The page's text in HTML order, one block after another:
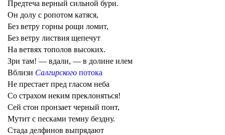
Предтеча верный сильной бури.
Он долу с ропотом катяся,
Без ветру горны рощи ломит,
Без ветру листвия щепечут
На ветвях тополов высоких.
Зри там! — вдали, — в долине илем
Вблизи Салгирского потока
Не престает пред гласом неба
Со страхом неким преклоняться!
Сей стон пронзает черный понт,
Мутит с песками темну бездну.
Стада делфинов выпрядают